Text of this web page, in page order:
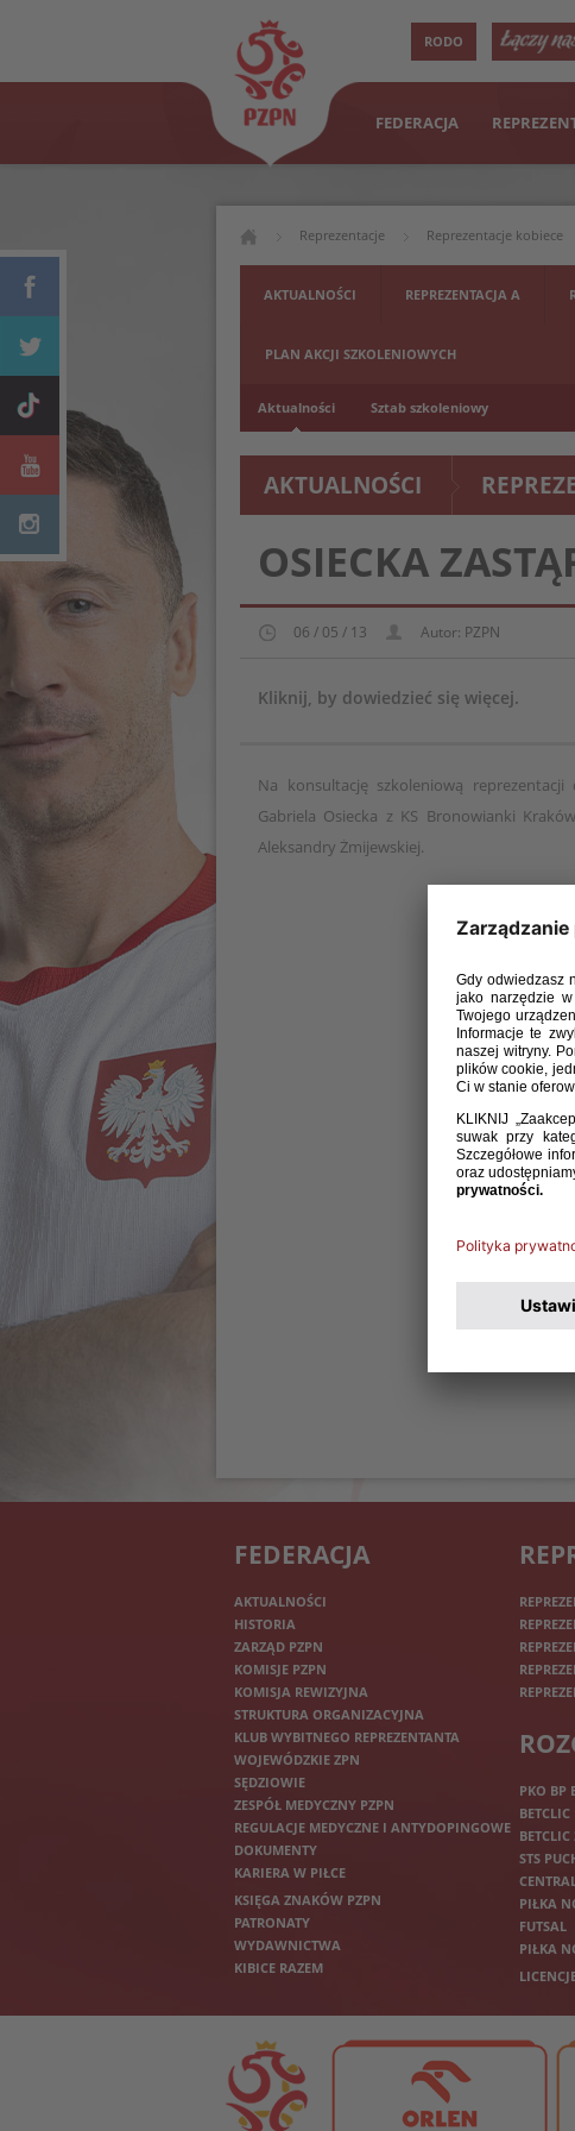
RODO
FEDERACJA
Reprezentacje Reprezentacje kobiece
AKTUALNOŚCI REPREZENTACJA A
PLAN AKCJI SZKOLENIOWYCH
Aktualności Sztab szkoleniowy
AKTUALNOŚCI
OSIECKA
06 / 05 / 13 Autor: PZPN
Kliknij, by dowiedzieć się więcej.
Na konsultację szkoleniową
Gabriela Osiecka z KS Bronowianki
Aleksandry Żmijewskiej.
FEDERACJA
AKTUALNOŚCI
HISTORIA
ZARZĄD PZPN
KOMISJE PZPN
KOMISJA REWIZYJNA
STRUKTURA ORGANIZACYJNA
KLUB WYBITNEGO REPREZENTANTA
WOJEWÓDZKIE ZPN
SĘDZIOWIE
ZESPÓŁ MEDYCZNY PZPN
REGULACJE MEDYCZNE I ANTYDOPINGOWE
DOKUMENTY
KARIERA W PIŁCE
KSIĘGA ZNAKÓW PZPN
PATRONATY
WYDAWNICTWA
KIBICE RAZEM
PKO BP
STS
PIŁKA
FUTSAL
PIŁKA